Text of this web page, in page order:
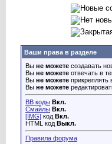
Ваши права в разделе
Вы не можете создавать
Вы не можете отвечать в
Вы не можете прикреплять
Вы не можете
BB коды Вкл.
Смайлы Вкл.
[IMG] код Вкл.
HTML код Выкл.
Правила форума